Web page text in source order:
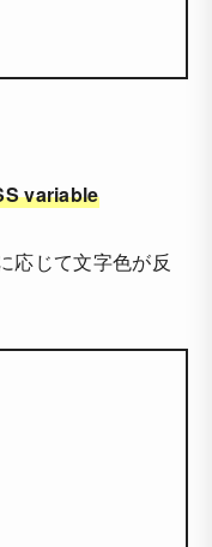
variable
応じて文字色が反